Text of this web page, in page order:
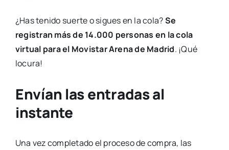
¿Has tenido suerte o sigues en la cola?Se
registran más de 14.000 personas en la cola
virtual para el Movistar Arena de Madrid. ¡Qué
locura!
Envían las entradas al
instante
Una vez completado el proceso de compra, las